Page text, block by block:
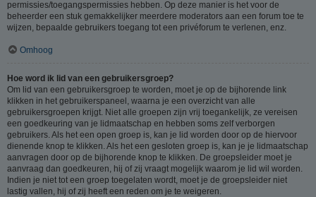
permissies/toegangspermissies hebben. Op deze manier is het voor de
beheerder een stuk gemakkelijker meerdere moderators aan een forum toe te
wijzen, bepaalde gebruikers toegang tot een privéforum te verlenen, enz.
Omhoog
Hoe word ik lid van een gebruikersgroep?
Om lid van een gebruikersgroep te worden, moet je op de bijhorende link
klikken in het gebruikerspaneel, waarna je een overzicht van alle
gebruikersgroepen krijgt. Niet alle groepen zijn vrij toegankelijk, ze vereisen
een goedkeuring van je lidmaatschap en hebben soms zelf verborgen
gebruikers. Als het een open groep is, kan je lid worden door op de hiervoor
dienende knop te klikken. Als het een gesloten groep is, kan je je lidmaatschap
aanvragen door op de bijhorende knop te klikken. De groepsleider moet je
aanvraag dan goedkeuren, hij of zij vraagt mogelijk waarom je lid wil worden.
Indien je niet tot een groep toegelaten wordt, moet je de groepsleider niet
lastig vallen, hij of zij heeft een reden om je te weigeren.